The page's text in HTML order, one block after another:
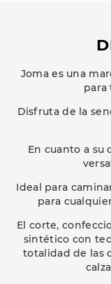
Joma es una
para
Disfruta de la
En cuanto a su
Ideal para
para
El corte,
sintético con
totalidad de las